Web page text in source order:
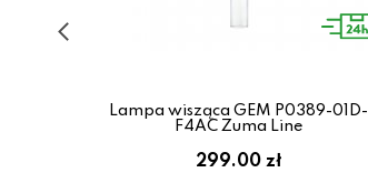
Lampa wisząca GEM P0389-01D-
F4AC Zuma Line
299.00 zł